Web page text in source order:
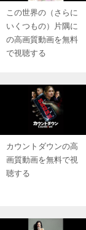
この世界の（さらに
いくつもの）片隅に
の高画質動画を無料
で視聴する
カウントダウンの高
画質動画を無料で視
聴する